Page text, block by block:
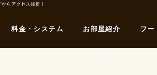
らアクセス抜群！
料金・システム お部屋紹介 フー